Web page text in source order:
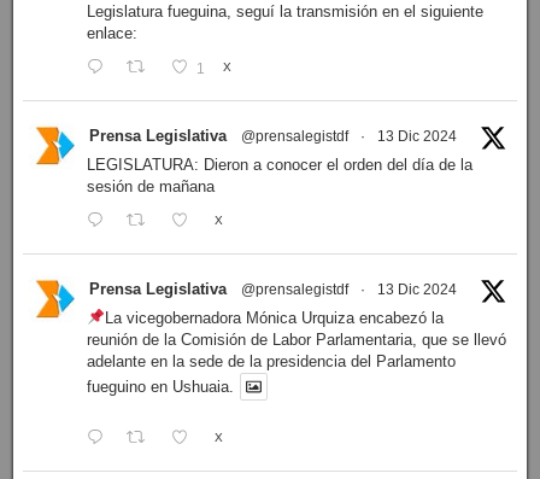
Legislatura fueguina, seguí la transmisión en el siguiente
enlace:
1 X
Prensa Legislativa @prensalegistdf · 13 Dic 2024
LEGISLATURA: Dieron a conocer el orden del día de la
sesión de mañana
X
Prensa Legislativa @prensalegistdf · 13 Dic 2024
La vicegobernadora Mónica Urquiza encabezó la
reunión de la Comisión de Labor Parlamentaria, que se llevó
adelante en la sede de la presidencia del Parlamento
fueguino en Ushuaia.
X